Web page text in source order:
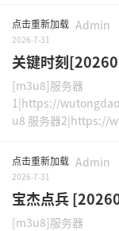
点击重新加载 Admin
2026-7-31
关键时刻
[m3u8]服务器
1|https://
u8 服务器2|https://
点击重新加载 Admin
2026-7-31
宝杰点兵
[m3u8]服务器